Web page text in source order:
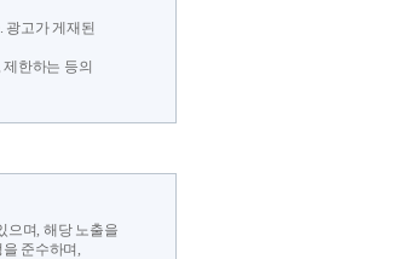
고가 게재된
한하는 등의
으며, 해당 노출을
준수하며,